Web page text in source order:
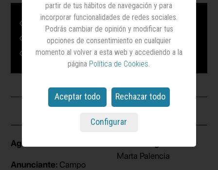
Harvest Fashion Week 2022 (1)
Harvest Fashion Week 2022 (2)
Harvest Fashion Week 2022 (3)
Ficha
Agencia:
Anunciante: Campo
Marta Palencia
partir de tus hábitos de navegación y para
incorporar funcionalidades de redes sociales.
Podrás cambiar de opinión y modificar tus
opciones de consentimiento en cualquier
momento al volver a esta web y accediendo a la
página Política de Cookies
Aceptar todo Rechazar todo
Configurar